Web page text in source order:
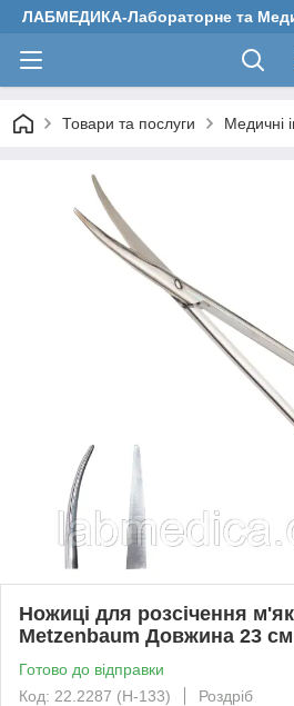
ЛАБМЕДИКА-Лабораторне та
Товари та послуги Медичні
Ножиці для розсічення
Metzenbaum Довжина 23 см
Готово до відправки
Код: 22.2287 (Н-133)
Роздріб